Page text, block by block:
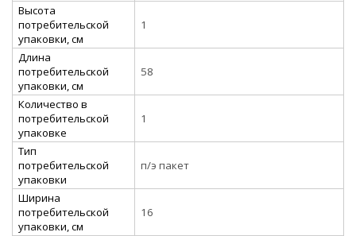
Высота
потребительской
упаковки, см
1
Длина
потребительской
упаковки, см
58
Количество в
потребительской
упаковке
1
Тип
потребительской
упаковки
п/э пакет
Ширина
потребительской
упаковки, см
16